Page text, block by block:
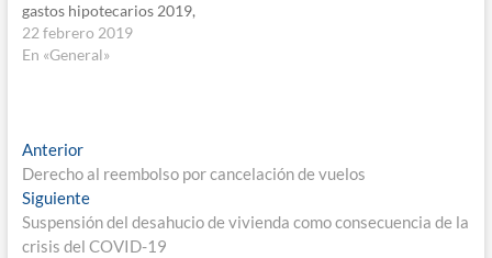
gastos hipotecarios 2019,
no podía faltar el impuesto.
Los actos jurídicos
del impuesto es el
prestatario, -la entidad
financiera-. Esta es la
doctrina…
22 febrero 2019
En «General»
Navegación
de
entradas
AnteriorEntrada
anterior:
Derecho al reembolso por cancelación de vuelos
SiguienteEntrada
siguiente:
Suspensión del desahucio de vivienda como consecuencia de la
crisis del COVID-19